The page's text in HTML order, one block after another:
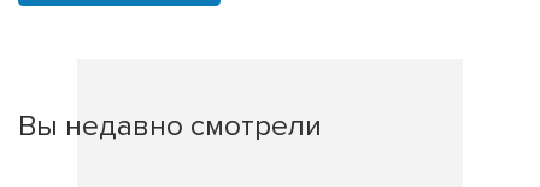
Вы недавно смотрели